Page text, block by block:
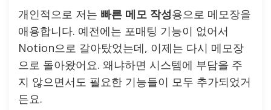
개인적으로 저는 빠른 메모 작성용으로 메모장을
애용합니다. 예전에는 포매팅 기능이 없어서
Notion으로 갈아탔었는데, 이제는 다시 메모장
으로 돌아왔어요. 왜냐하면 시스템에 부담을 주
지 않으면서도 필요한 기능들이 모두 추가되었거
든요.